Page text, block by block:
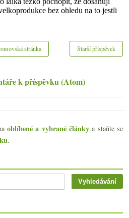
Starší příspěvek
stránka
k příspěvku (Atom)
oblíbené a vybrané články a staňte se
.